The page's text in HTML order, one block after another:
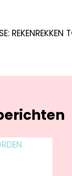
REKENREKKEN